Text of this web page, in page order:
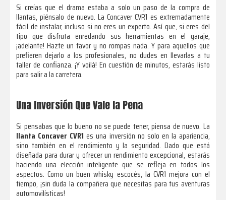
Si creías que el drama estaba a solo un paso de la compra de
llantas, piénsalo de nuevo. La Concaver CVR1 es extremadamente
fácil de instalar, incluso si no eres un experto. Así que, si eres del
tipo que disfruta enredando sus herramientas en el garaje,
¡adelante! Hazte un favor y no rompas nada. Y para aquellos que
prefieren dejarlo a los profesionales, no dudes en llevarlas a tu
taller de confianza. ¡Y voilà! En cuestión de minutos, estarás listo
para salir a la carretera.
Una Inversión Que Vale la Pena
Si pensabas que lo bueno no se puede tener, piensa de nuevo. La
llanta Concaver CVR1 es una inversión no solo en la apariencia,
sino también en el rendimiento y la seguridad. Dado que está
diseñada para durar y ofrecer un rendimiento excepcional, estarás
haciendo una elección inteligente que se refleja en todos los
aspectos. Como un buen whisky escocés, la CVR1 mejora con el
tiempo, ¡sin duda la compañera que necesitas para tus aventuras
automovilísticas!